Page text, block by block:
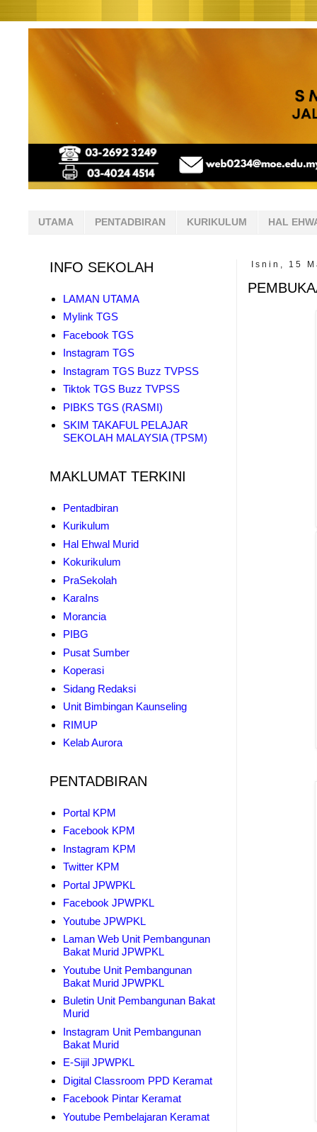
UTAMA PENTADBIRAN KURIKULUM HAL
Isnin, 15
INFO SEKOLAH
LAMAN UTAMA
Mylink TGS
Facebook TGS
Instagram TGS
Instagram TGS Buzz TVPSS
Tiktok TGS Buzz TVPSS
PIBKS TGS (RASMI)
SKIM TAKAFUL PELAJAR
SEKOLAH MALAYSIA (TPSM)
MAKLUMAT TERKINI
Pentadbiran
Kurikulum
Hal Ehwal Murid
Kokurikulum
PraSekolah
KaraIns
Morancia
PIBG
Pusat Sumber
Koperasi
Sidang Redaksi
Unit Bimbingan Kaunseling
RIMUP
Kelab Aurora
PENTADBIRAN
Portal KPM
Facebook KPM
Instagram KPM
Twitter KPM
Portal JPWPKL
Facebook JPWPKL
Youtube JPWPKL
Laman Web Unit Pembangunan
Bakat Murid JPWPKL
Youtube Unit Pembangunan
Bakat Murid JPWPKL
Buletin Unit Pembangunan Bakat
Murid
Instagram Unit Pembangunan
Bakat Murid
E-Sijil JPWPKL
Digital Classroom PPD Keramat
Facebook Pintar Keramat
Youtube Pembelajaran Keramat